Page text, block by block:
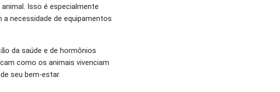
Isso é especialmente
necessidade de equipamentos
da saúde e de hormônios
como os animais vivenciam
seu bem-estar.